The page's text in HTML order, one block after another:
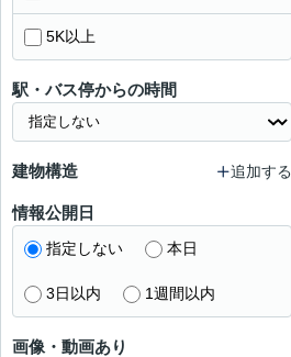
5K以上
駅・バス停からの時間
建物構造 追加する
情報公開日
指定しない 本日
3日以内 1週間以内
画像・動画あり